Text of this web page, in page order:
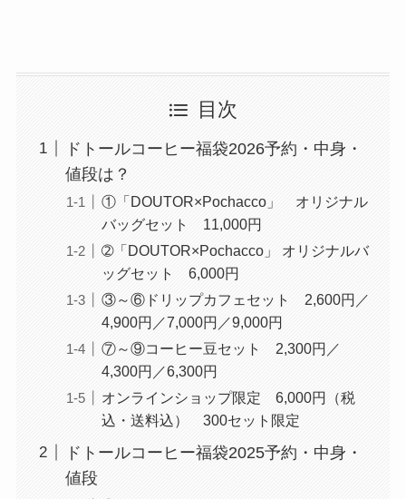
目次
ドトールコーヒー福袋2026予約・中身・
値段は？
①「DOUTOR×Pochacco」 オリジナル
バッグセット 11,000円
➁「DOUTOR×Pochacco」 オリジナルバ
ッグセット 6,000円
③～⑥ドリップカフェセット 2,600円／
4,900円／7,000円／9,000円
⑦～⑨コーヒー豆セット 2,300円／
4,300円／6,300円
オンラインショップ限定 6,000円（税
込・送料込） 300セット限定
ドトールコーヒー福袋2025予約・中身・
値段